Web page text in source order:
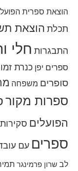
הוצאת ספרית
תכלת הוצאת
התבגרות חלי
ספרים יפן כנרת
סופרים משפחה
ספרות מקור
הפועלים
ספרים עם
לב שרון פרמינגר